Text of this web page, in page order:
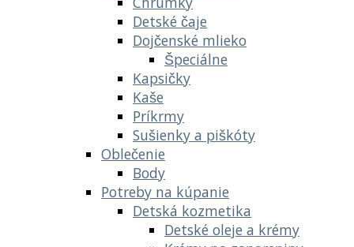
Detské čaje
Dojčenské mlieko
Špeciálne
Kapsičky
Kaše
Príkrmy
Sušienky a piškóty
Oblečenie
Body
Potreby na kúpanie
Detská kozmetika
Detské oleje a krémy